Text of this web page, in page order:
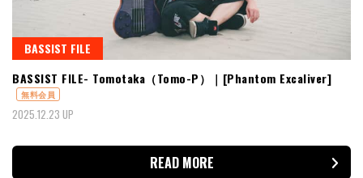
BASSIST FILE
BASSIST FILE- Tomotaka（Tomo-P）｜[Phantom Excaliver]
無料会員
2025.12.23 UP
READ MORE